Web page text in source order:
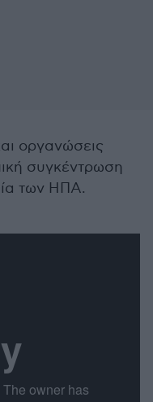
οργανώσεις
συγκέντρωση
των ΗΠΑ.